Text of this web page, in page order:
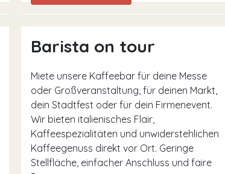
Barista on tour
Miete unsere Kaffeebar für deine Messe
oder Großveranstaltung, für deinen Markt,
dein Stadtfest oder für dein Firmenevent.
Wir bieten italienisches Flair,
Kaffeespezialitäten und unwiderstehlichen
Kaffeegenuss direkt vor Ort. Geringe
Stellfläche, einfacher Anschluss und faire